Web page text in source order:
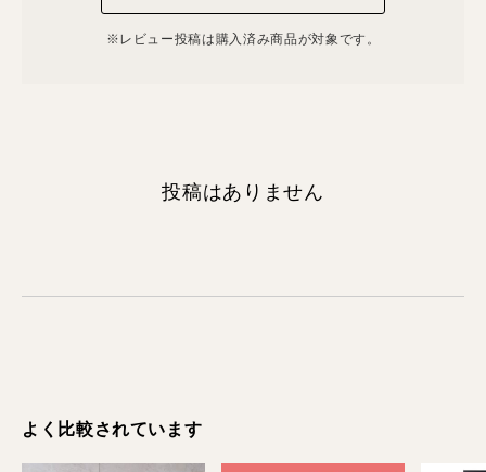
※レビュー投稿は購⼊済み商品が対象です。
投稿はありません
よく比較されています